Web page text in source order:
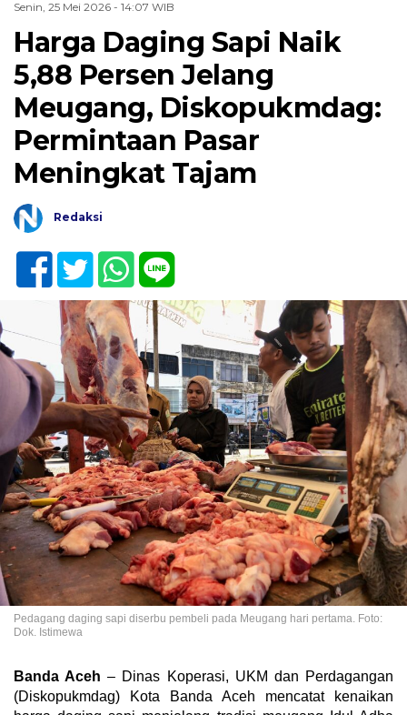
Senin, 25 Mei 2026 - 14:07 WIB
Harga Daging Sapi Naik
5,88 Persen Jelang
Meugang, Diskopukmdag:
Permintaan Pasar
Meningkat Tajam
Redaksi
Pedagang daging sapi diserbu pembeli pada Meugang hari pertama. Foto:
Dok. Istimewa
Banda Aceh – Dinas Koperasi, UKM dan Perdagangan
(Diskopukmdag) Kota Banda Aceh mencatat kenaikan